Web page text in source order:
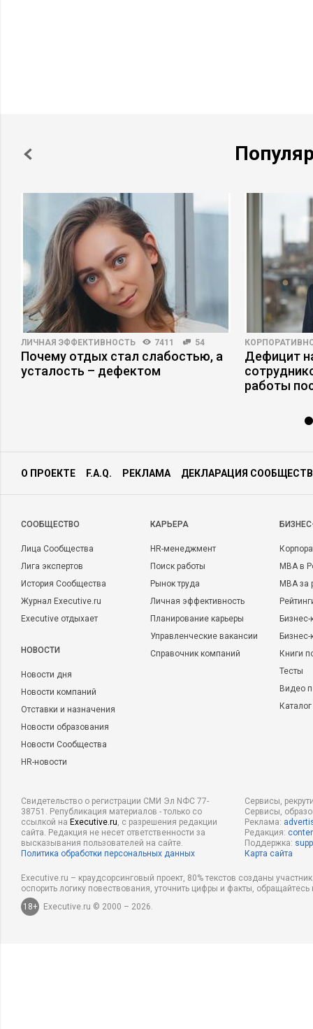
ЛИЧНАЯ ЭФФЕКТИВНОСТЬ 7411 54
Почему отдых стал слабостью, а
усталость – дефектом
Дефицит
работы
О ПРОЕКТЕ F.A.Q. РЕКЛАМА ДЕКЛАРАЦИЯ
CООБЩЕСТВО
Лица Сообщества
Лига экспертов
История Сообщества
Журнал Executive.ru
Executive отдыхает
НОВОСТИ
Новости дня
Новости компаний
Отставки и назначения
Новости образования
Новости Сообщества
HR-новости
КАРЬЕРА
HR-менеджмент
Поиск работы
Рынок труда
Личная эффективность
Планирование карьеры
Управленческие вакансии
Справочник компаний
MBA в
MBA
Бизнес-
Книги
Тесты
Видео
Свидетельство о регистрации СМИ Эл NФС 77-
38751. Републикация материалов - только со
ссылкой на Executive.ru, с разрешения редакции
сайта. Редакция не несет ответственности за
высказывания пользователей на сайте.
Политика обработки персональных данных
Сервисы,
Сервисы,
Реклама:
Редакция:
Поддержка:
Карта сайта
Executive.ru – краудсорсинговый проект, 80% текстов созданы
оспорить логику повествования, уточнить цифры и факты,
18+
Executive.ru © 2000 – 2026.